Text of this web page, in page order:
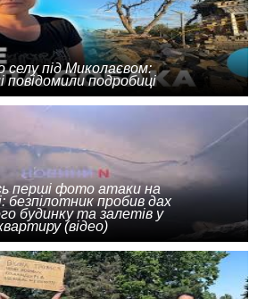
селу під Миколаєвом:
повідомили подробиці
перші фото атаки на
безпілотник пробив дах
будинку та залетів у
(відео)